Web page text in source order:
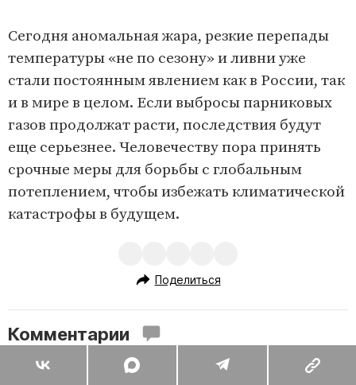
Сегодня аномальная жара, резкие перепады
температуры «не по сезону» и ливни уже
стали постоянным явлением как в России, так
и в мире в целом. Если выбросы парниковых
газов продолжат расти, последствия будут
еще серьезнее. Человечеству пора принять
срочные меры для борьбы с глобальным
потеплением, чтобы избежать климатической
катастрофы в будущем.
Поделиться
Комментарии
Вы уже сейчас можете ответить автору анонимно. Если хотите